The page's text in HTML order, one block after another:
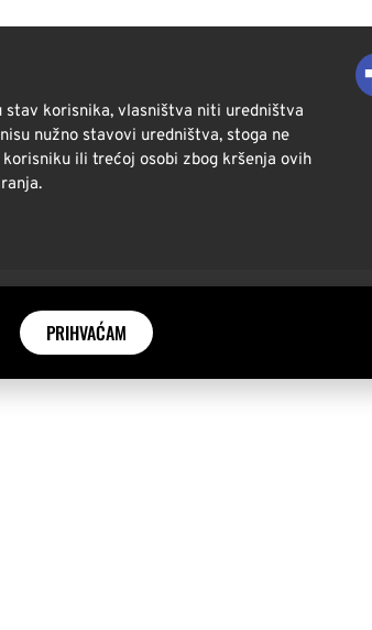
stav korisnika, vlasništva niti uredništva
nužno stavovi uredništva, stoga ne
ili trećoj osobi zbog kršenja ovih
PRIHVAĆAM